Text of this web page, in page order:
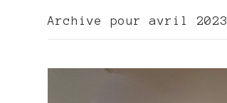
Archive pour avril 2023